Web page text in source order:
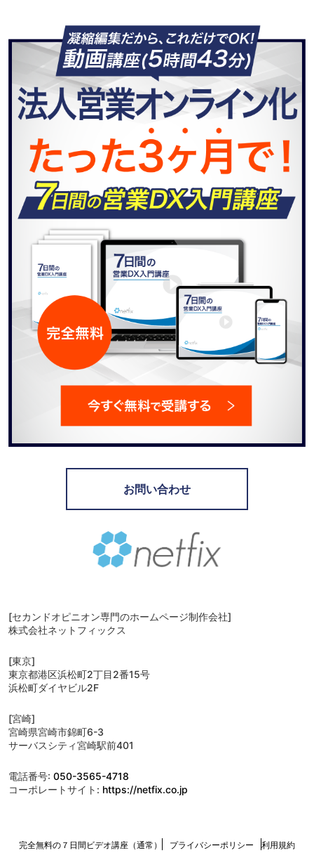
中
小
企
業
向
け
補
助
金
一
覧
2024！
事
業
長
の
チ
ン
む！
[セカンドオピニオン専門のホームページ制作会社]
株式会社ネットフィックス
[東京]
東京都港区浜松町2丁目2番15号
浜松町ダイヤビル2F
[宮崎]
宮崎県宮崎市錦町6-3
サーバスシティ宮崎駅前401
電話番号: 050-3565-4718
コーポレートサイト: https://netfix.co.jp
お問い合わせ
完全無料の７日間ビデオ講座（通常） プライバシーポリシー 利用規約